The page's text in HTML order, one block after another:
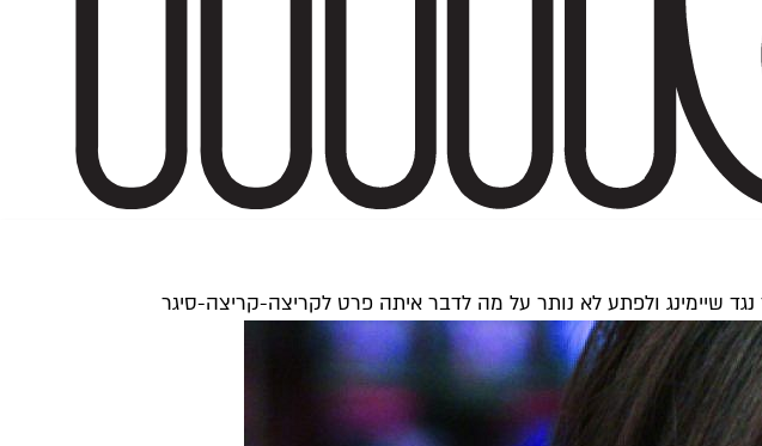
שיימינג ולפתע לא נותר על מה לדבר איתה פרט לקריצה-קריצה-סיגר